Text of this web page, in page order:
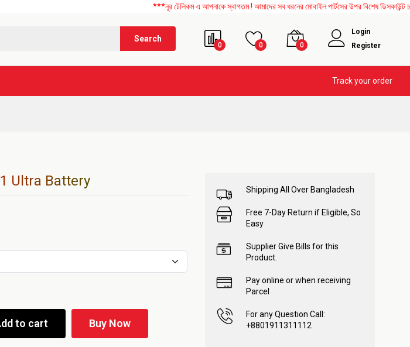
***নূর টেলিকম এ আপনাকে স্বাগতম ! আমাদের সব ধরনের মোবাইল পার্টসের উপর বিশেষ ডিসকাউন্ট
Search
0 0 0
Login
Register
Track your order
Ultra Battery
to cart Buy Now
Shipping All Over Bangladesh
Free 7-Day Return if Eligible, So
Easy
Supplier Give Bills for this
Product.
Pay online or when receiving
Parcel
For any Question Call:
+8801911311112